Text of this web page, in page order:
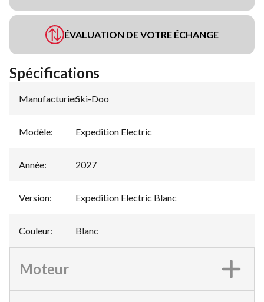
ÉVALUATION DE VOTRE ÉCHANGE
Spécifications
Manufacturier:
Ski-Doo
Modèle: Expedition Electric
Année: 2027
Version: Expedition Electric Blanc
Couleur: Blanc
Moteur